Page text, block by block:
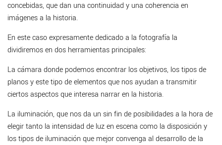
concebidas, que dan una continuidad y una coherencia en
imágenes a la historia.
En este caso expresamente dedicado a la fotografía la
dividiremos en dos herramientas principales:
La cámara donde podemos encontrar los objetivos, los tipos de
planos y este tipo de elementos que nos ayudan a transmitir
ciertos aspectos que interesa narrar en la historia.
La iluminación, que nos da un sin fin de posibilidades a la hora de
elegir tanto la intensidad de luz en escena como la disposición y
los tipos de iluminación que mejor convenga al desarrollo de la